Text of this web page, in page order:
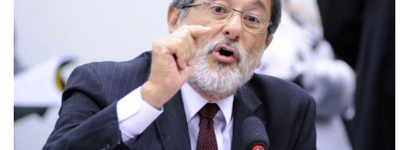
Copyright © 2025 Campos24horas seu
jornal na internet - Byafirma.cc